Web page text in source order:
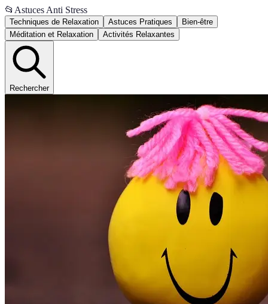
📂 Astuces Anti Stress
Techniques de Relaxation Astuces Pratiques
Bien-être
Méditation et Relaxation
Activités Relaxantes
Rechercher